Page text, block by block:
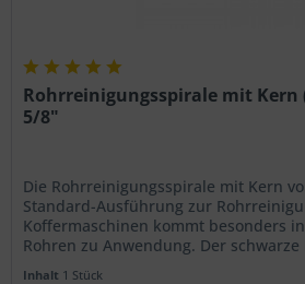
Rohrreinigungsspirale mit Kern
5/8"
Die Rohrreinigungsspirale mit Kern
Standard-Ausführung zur
Koffermaschinen kommt besonders
Rohren zu Anwendung. Der
Inhalt 1 Stück